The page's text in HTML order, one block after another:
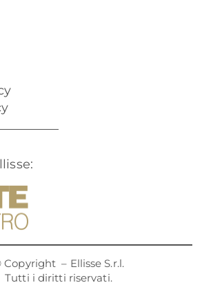
Copyright– Ellisse S.r.l.
Tutti i diritti riservati.